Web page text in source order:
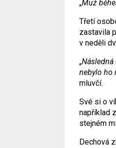
„Muž
Třetí
zastavila
v neděli
„
nebylo ho
mluvčí.
Své si o
například
stejném
Dechová